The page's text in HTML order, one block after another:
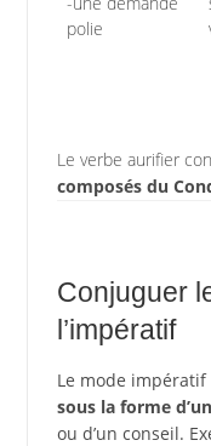
polie
Le verbe aurifier
composés du
Conjuguer
l’impératif
Le mode
sous la forme
ou d’un conseil.